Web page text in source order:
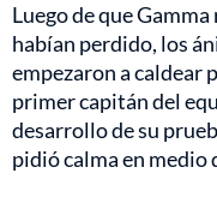
Luego de que
habían perdido, los
empezaron a caldear
primer capitán del
desarrollo de su
pidió calma en medio